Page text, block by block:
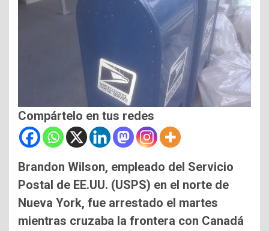
Compártelo en tus redes
Brandon Wilson, empleado del Servicio
Postal de EE.UU. (USPS) en el norte de
Nueva York, fue arrestado el martes
mientras cruzaba la frontera con Canadá